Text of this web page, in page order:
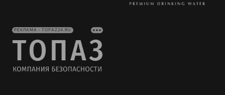
РЕКЛАМА • TOPAZ24.RU